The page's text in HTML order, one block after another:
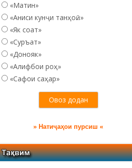
«Матин»
«Аниси кунҷи танҳоӣ...»
«Як соат»
«Суръат»
«Донояк»
«Алифбои роҳ»
«Сафои саҳар»
» Натиҷаҳои пурсиш «